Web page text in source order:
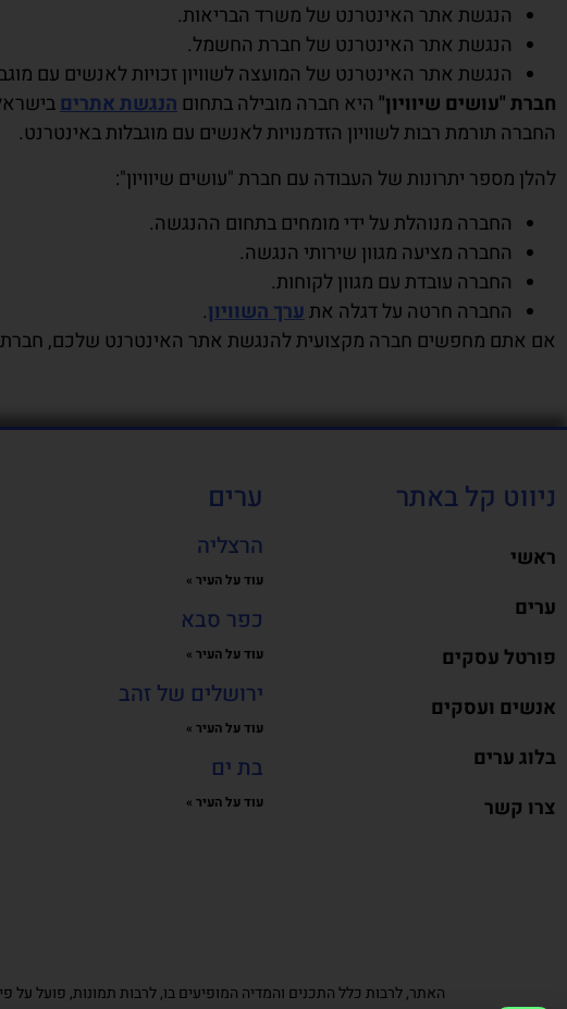
הנגשת אתר האינטרנט של משרד הבריאות.
הנגשת אתר האינטרנט של חברת החשמל.
הנגשת אתר האינטרנט של המועצה לשוויון זכויות לאנשים עם
חברת "עושים שיוויון" היא חברה מובילה בתחום הנגשת אתרים
החברה תורמת רבות לשוויון הזדמנויות לאנשים עם מוגבלות באינטרנט.
להלן מספר יתרונות של העבודה עם חברת "עושים שיוויון":
החברה מנוהלת על ידי מומחים בתחום ההנגשה.
החברה מציעה מגוון שירותי הנגשה.
החברה עובדת עם מגוון לקוחות.
החברה חרטה על דגלה אתערך השוויון.
אם אתם מחפשים חברה מקצועית להנגשת אתר האינטרנט שלכם, חברת
ניווט קל באתר
ראשי
ערים
פורטל עסקים
אנשים ועסקים
בלוג ערים
צרו קשר
ערים
הרצליה
עוד על העיר »
כפר סבא
עוד על העיר »
ירושלים של זהב
עוד על העיר »
בת ים
עוד על העיר »
האתר, לרבות כלל התכנים והמדיה המופיעים בו, לרבות תמונות, פועל על